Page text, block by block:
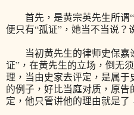
首先，是黄宗英先生所谓“
便只有“孤证”，她当不当说？
当初黄先生的律师史保嘉
证”，在黄先生的立场，倒无
理，当由史家去评定，是属
的例子，好比当庭对质，原
定，他只管讲他的理由就是了